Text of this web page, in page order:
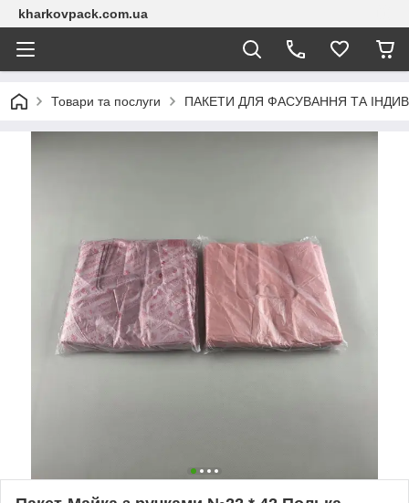
kharkovpack.com.ua
Товари та послуги ПАКЕТИ ДЛЯ ФАСУВАННЯ ТА